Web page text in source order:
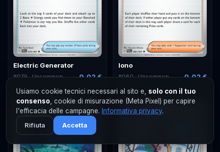
Electric Generator
#079· Uncommon 0,02 €
Iono
#080· Uncommon
0,02 €
Usiamo cookie tecnici necessari al sito e, solo con il tuo
consenso , cookie di misurazione (Meta Pixel) per capire
l'efficacia delle campagne. Informativa privacy.
Rifiuta
Accetta